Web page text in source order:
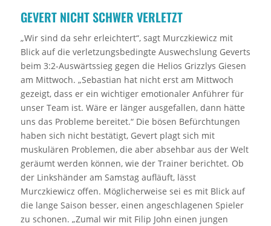
GEVERT NICHT SCHWER VERLETZT
„Wir sind da sehr erleichtert“, sagt Murczkiewicz mit
Blick auf die verletzungsbedingte Auswechslung Geverts
beim 3:2-Auswärtssieg gegen die Helios Grizzlys Giesen
am Mittwoch. „Sebastian hat nicht erst am Mittwoch
gezeigt, dass er ein wichtiger emotionaler Anführer für
unser Team ist. Wäre er länger ausgefallen, dann hätte
uns das Probleme bereitet.“ Die bösen Befürchtungen
haben sich nicht bestätigt, Gevert plagt sich mit
muskulären Problemen, die aber absehbar aus der Welt
geräumt werden können, wie der Trainer berichtet. Ob
der Linkshänder am Samstag aufläuft, lässt
Murczkiewicz offen. Möglicherweise sei es mit Blick auf
die lange Saison besser, einen angeschlagenen Spieler
zu schonen. „Zumal wir mit Filip John einen jungen